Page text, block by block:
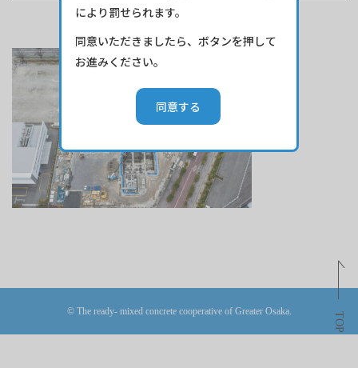
© The ready- mixed concrete cooperative of Greater Osaka. TOP
により罰せられます。
同意いただきましたら、ボタンを押して
お進みください。